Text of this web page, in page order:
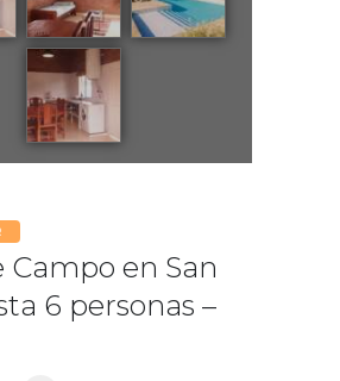
Campo en San
6 personas –